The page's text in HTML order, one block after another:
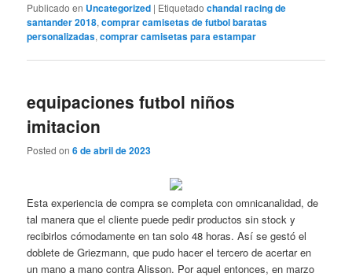
Publicado en Uncategorized | Etiquetado chandal racing de
santander 2018,comprar camisetas de futbol baratas
personalizadas,comprar camisetas para estampar
equipaciones futbol niños
imitacion
Posted on6 de abril de 2023
Esta experiencia de compra se completa con omnicanalidad, de
tal manera que el cliente puede pedir productos sin stock y
recibirlos cómodamente en tan solo 48 horas. Así se gestó el
doblete de Griezmann, que pudo hacer el tercero de acertar en
un mano a mano contra Alisson. Por aquel entonces, en marzo